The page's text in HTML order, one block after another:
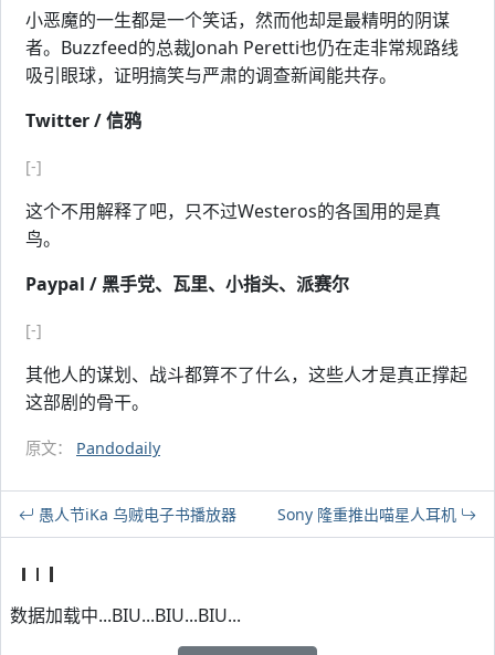
小恶魔的一生都是一个笑话，然而他却是最精明的阴谋
者。Buzzfeed的总裁Jonah Peretti也仍在走非常规路线
吸引眼球，证明搞笑与严肃的调查新闻能共存。
Twitter / 信鸦
[-]
这个不用解释了吧，只不过Westeros的各国用的是真
鸟。
Paypal / 黑手党、瓦里、小指头、派赛尔
[-]
其他人的谋划、战斗都算不了什么，这些人才是真正撑起
这部剧的骨干。
原文： Pandodaily
愚人节iKa 乌贼电子书播放器 Sony 隆重推出喵星人耳机
数据加载中...BIU...BIU...BIU...